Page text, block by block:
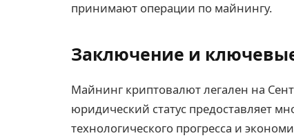
принимают операции по майнингу.
Заключение и
Майнинг криптовалют легален на
юридический статус предоставляет
технологического прогресса и